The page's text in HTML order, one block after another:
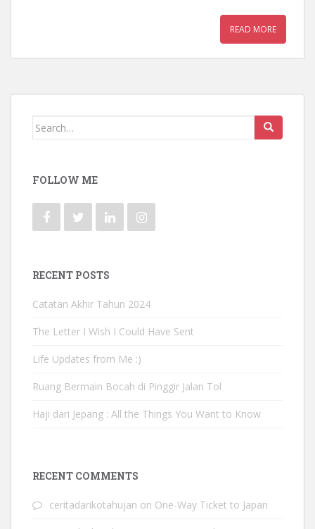
READ MORE
Search for:
FOLLOW ME
RECENT POSTS
Catatan Akhir Tahun 2024
The Letter I Wish I Could Have Sent
Life Updates from Me :)
Ruang Bermain Bocah di Pinggir Jalan Tol
Haji dari Jepang : All the Things You Want to Know
RECENT COMMENTS
ceritadarikotahujan on One-Way Ticket to Japan